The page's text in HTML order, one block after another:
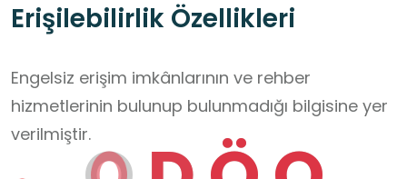
Erişilebilirlik Özellikleri
Engelsiz erişim imkânlarının ve rehber
hizmetlerinin bulunup bulunmadığı bilgisine yer
verilmiştir.